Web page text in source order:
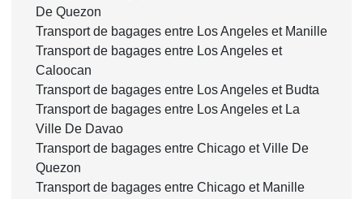
De Quezon
Transport de bagages entre Los Angeles et Manille
Transport de bagages entre Los Angeles et
Caloocan
Transport de bagages entre Los Angeles et Budta
Transport de bagages entre Los Angeles et La
Ville De Davao
Transport de bagages entre Chicago et Ville De
Quezon
Transport de bagages entre Chicago et Manille